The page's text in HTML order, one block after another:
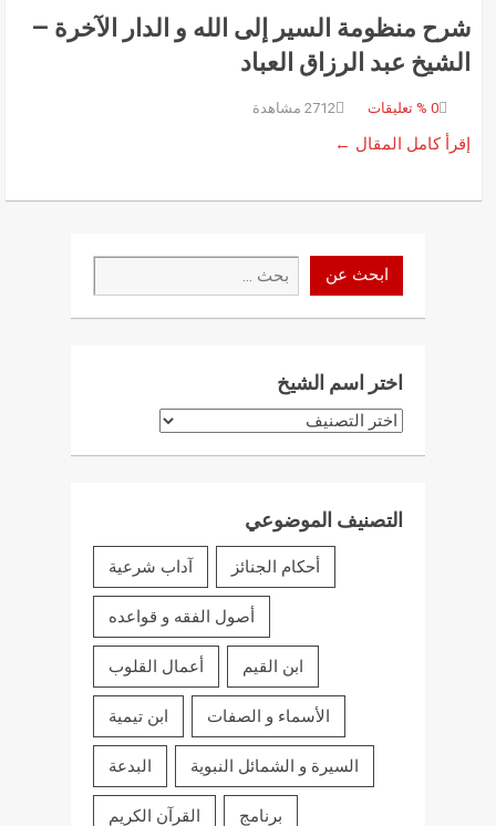
شرح منظومة السير إلى الله و الدار الآخرة –
الشيخ عبد الرزاق العباد
0 % تعليقات 2712 مشاهدة
إقرأ كامل المقال ←
ابحثابحث عن
اختر اسم الشيخ
اختر
التصنيف الموضوعي
آداب شرعية أحكام الجنائز
أصول الفقه و قواعده
أعمال القلوب ابن القيم
ابن تيمية الأسماء و الصفات
البدعة السيرة و الشمائل النبوية
القرآن الكريم برنامج